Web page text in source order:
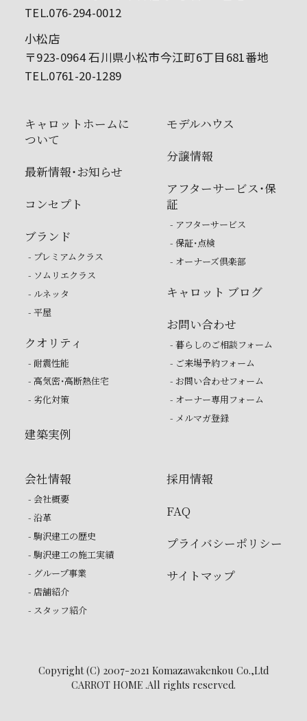
TEL.076-294-0012
小松店
〒923-0964 石川県小松市今江町6丁目681番地
TEL.0761-20-1289
キャロットホームに
ついて
最新情報・お知らせ
コンセプト
ブランド
- プレミアムクラス
- ソムリエクラス
- ルネッタ
- 平屋
クオリティ
- 耐震性能
- 高気密・高断熱住宅
- 劣化対策
建築実例
モデルハウス
分譲情報
アフターサービス・保
証
- アフターサービス
- 保証・点検
- オーナーズ倶楽部
キャロット ブログ
お問い合わせ
- 暮らしのご相談フォーム
- ご来場予約フォーム
- お問い合わせフォーム
- オーナー専用フォーム
- メルマガ登録
会社情報
- 会社概要
- 沿革
- 駒沢建工の歴史
- 駒沢建工の施工実績
- グループ事業
- 店舗紹介
- スタッフ紹介
採用情報
FAQ
プライバシーポリシー
サイトマップ
Copyright (C) 2007-2021 Komazawakenkou Co.,Ltd
CARROT HOME .All rights reserved.